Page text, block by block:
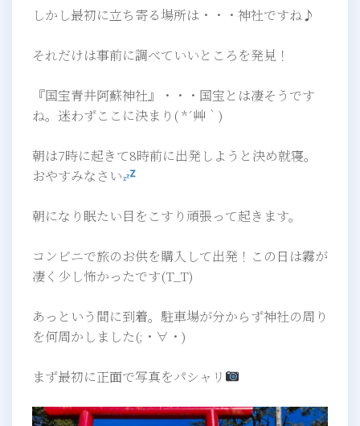
しかし最初に立ち寄る場所は・・・神社ですね♪
それだけは事前に調べていいところを発見！
『国宝青井阿蘇神社』・・・国宝とは凄そうです
ね。迷わずここに決まり( *´艸｀)
朝は7時に起きて8時前に出発しようと決め就寝。
おやすみなさい
朝になり眠たい目をこすり頑張って起きます。
コンビニで旅のお供を購入して出発！この日は霧が
凄く少し怖かったです(T_T)
あっという間に到着。駐車場が分からず神社の周り
を何周かしました(;・∀・)
まず最初に正面で写真をパシャリ